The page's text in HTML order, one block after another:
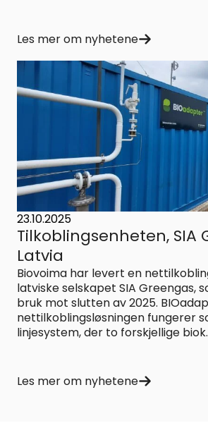
Les mer om nyhetene
23.10.2025
Tilkoblingsenheten, SIA
Latvia
Biovoima har levert en
latviske selskapet SIA Greengas,
bruk mot slutten av 2025.
nettilkoblingsløsningen fungerer
linjesystem, der to forskjellige
Les mer om nyhetene